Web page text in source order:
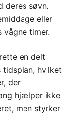
deres søvn.
eller
vågne timer.
en delt
tidsplan, hvilket
der
hjælper ikke
men styrker